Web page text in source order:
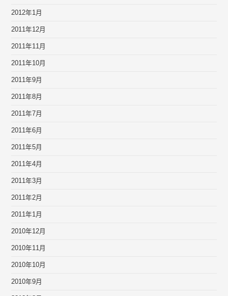
2012年1月
2011年12月
2011年11月
2011年10月
2011年9月
2011年8月
2011年7月
2011年6月
2011年5月
2011年4月
2011年3月
2011年2月
2011年1月
2010年12月
2010年11月
2010年10月
2010年9月